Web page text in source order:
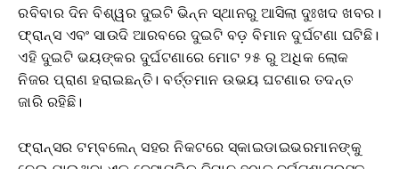
ରବିବାର ଦିନ ବିଶ୍ୱର ଦୁଇଟି ଭିନ୍ନ ସ୍ଥାନରୁ ଆସିଲା ଦୁଃଖଦ ଖବର।
ଫ୍ରାନ୍ସ ଏବଂ ସାଉଦି ଆରବରେ ଦୁଇଟି ବଡ଼ ବିମାନ ଦୁର୍ଘଟଣା ଘଟିଛି।
ଏହି ଦୁଇଟି ଭୟଙ୍କର ଦୁର୍ଘଟଣାରେ ମୋଟ ୨୫ ରୁ ଅଧିକ ଲୋକ
ନିଜର ପ୍ରାଣ ହରାଇଛନ୍ତି। ବର୍ତ୍ତମାନ ଉଭୟ ଘଟଣାର ତଦନ୍ତ
ଜାରି ରହିଛି।
ଫ୍ରାନ୍ସର ଟମ୍ବଲେନ୍ ସହର ନିକଟରେ ସ୍କାଇଡାଇଭରମାନଙ୍କୁ